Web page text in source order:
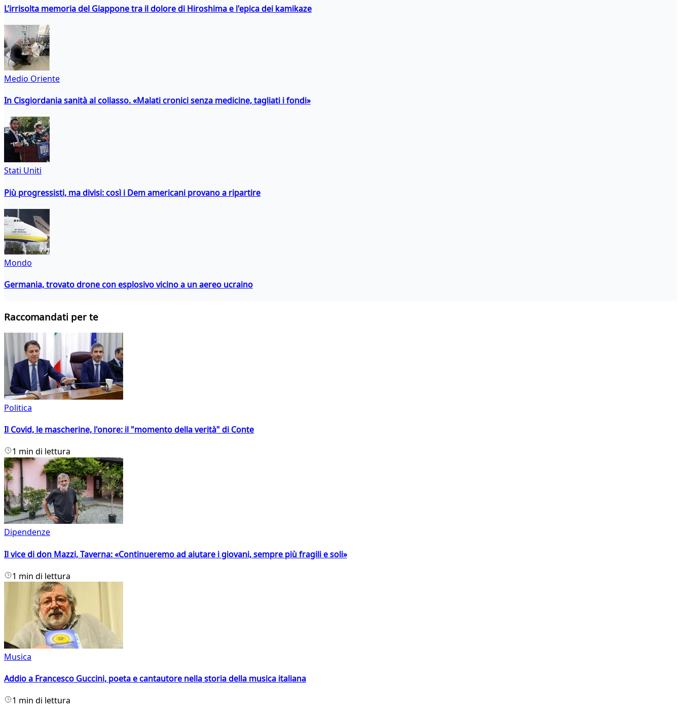
L’irrisolta memoria del Giappone tra il dolore di Hiroshima e l'epica dei kamikaze
Medio Oriente
In Cisgiordania sanità al collasso. «Malati cronici senza medicine, tagliati i fondi»
Stati Uniti
Più progressisti, ma divisi: così i Dem americani provano a ripartire
Mondo
Germania, trovato drone con esplosivo vicino a un aereo ucraino
Raccomandati per te
Politica
Il Covid, le mascherine, l'onore: il "momento della verità" di Conte
1 min di lettura
Dipendenze
Il vice di don Mazzi, Taverna: «Continueremo ad aiutare i giovani, sempre più fragili e soli»
1 min di lettura
Musica
Addio a Francesco Guccini, poeta e cantautore nella storia della musica italiana
1 min di lettura